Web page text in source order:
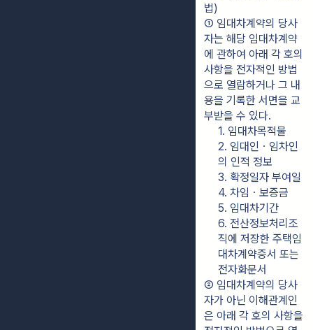
법)
① 임대차계약의 당사
자는 해당 임대차계약
에 관하여 아래 각 호의
사항을 전자적인 방법
으로 열람하거나 그 내
용을 기록한 서면을 교
부받을 수 있다.
1. 임대차목적물
2. 임대인ㆍ임차인
의 인적 정보
3. 확정일자 부여일
4. 차임ㆍ보증금
5. 임대차기간
6. 전산정보처리조
직에 저장한 주택임
대차계약증서 또는
전자화문서
② 임대차계약의 당사
자가 아닌 이해관계인
은 아래 각 호의 사항을